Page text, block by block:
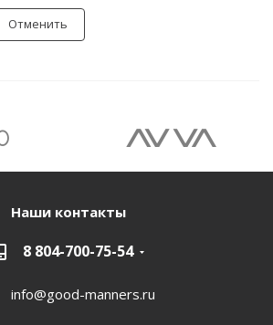
Отменить
Наши контакты
8 804-700-75-54
info@good-manners.ru